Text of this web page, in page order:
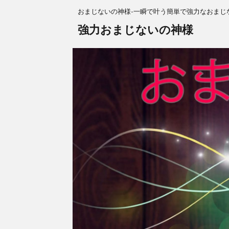
おまじないの神様-一瞬で叶う簡単で強力なおまじ
強力おまじないの神様